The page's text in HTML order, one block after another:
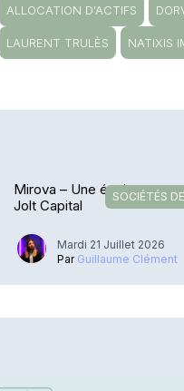
ALLOCATION D'ACTIFS
LAURENT TRULÈS NATIXIS
SOCIÉTÉS
Mirova – Une équipe en
Jolt Capital
Mardi 21 Juillet 2026
Par Guillaume Clément